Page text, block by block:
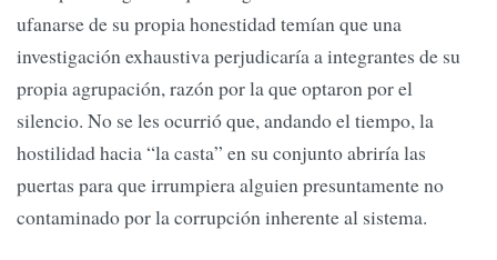
ufanarse de su propia honestidad temían que una
investigación exhaustiva perjudicaría a integrantes de su
propia agrupación, razón por la que optaron por el
silencio. No se les ocurrió que, andando el tiempo, la
hostilidad hacia “la casta” en su conjunto abriría las
puertas para que irrumpiera alguien presuntamente no
contaminado por la corrupción inherente al sistema.